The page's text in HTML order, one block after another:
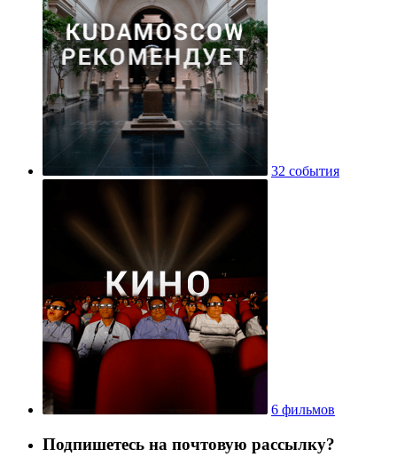
32 события
6 фильмов
Подпишетесь на почтовую рассылку?